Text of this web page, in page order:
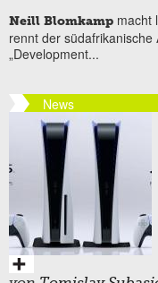
Neill Blomkamp macht
rennt der
„Development...
News